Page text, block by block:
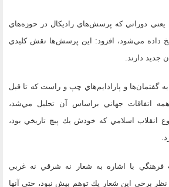
دوراني كه پرسش‌هاي راديكال در حوزه‌هاي
داده مي‌شود، افزود: اين پرسش‌ها نقش كليدي
جديد دارند.
به گفتمان‌ها و پارادايم‌‌هاي چپ و راست كه تا قبل
همه اتفاقات جهاني براساس آن تحليل مي‌شد،
انقلاب اسلامي كه خودش يك پيچ تاريخي بود،
فرهنگي با اشاره به شعار نه شرقي نه غربي
برخي اين شعار يك توهم بيش نبود، حتي آنها